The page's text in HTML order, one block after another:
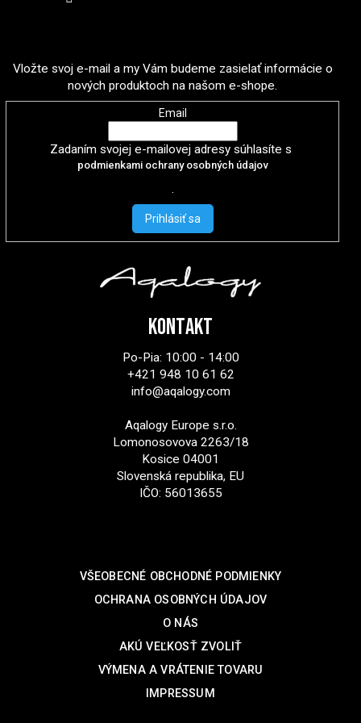
Vložte svoj e-mail a my Vám budeme zasielať informácie o
nových produktoch na našom e-shope.
Email
Zadaním svojej e-mailovej adresy súhlasíte s
podmienkami ochrany osobných údajov
.
Prihlásiť sa
KONTAKT
Po-Pia: 10:00 - 14:00
+421 948 10 61 62
info@aqalogy.com
Aqalogy Europe s.r.o.
Lomonosovova 2263/18
Kosice 04001
Slovenská republika, EU
IČO: 56013655
VŠEOBECNÉ OBCHODNÉ PODMIENKY
OCHRANA OSOBNÝCH ÚDAJOV
O NÁS
AKÚ VEĽKOSŤ ZVOLIŤ
VÝMENA A VRÁTENIE TOVARU
IMPRESSUM